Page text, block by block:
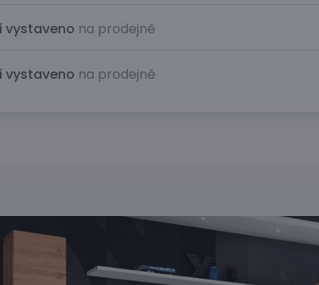
vystaveno na prodejně
vystaveno na prodejně